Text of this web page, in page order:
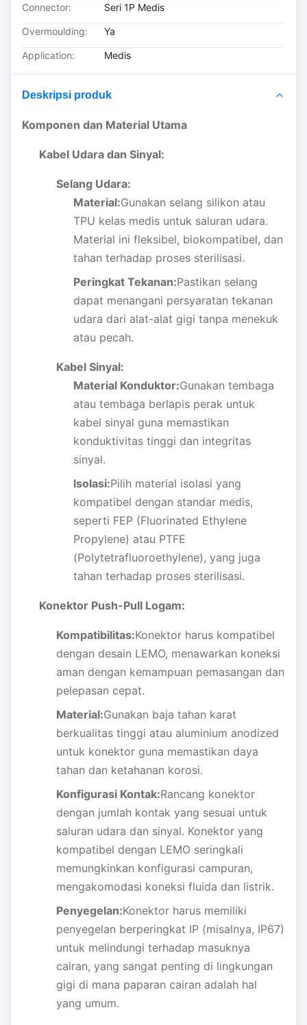
Connector: Seri 1P Medis
Overmoulding: Ya
Application: Medis
Deskripsi produk
Komponen dan Material Utama
Kabel Udara dan Sinyal:
Selang Udara:
Material:Gunakan selang silikon atau
TPU kelas medis untuk saluran udara.
Material ini fleksibel, biokompatibel, dan
tahan terhadap proses sterilisasi.
Peringkat Tekanan:Pastikan selang
dapat menangani persyaratan tekanan
udara dari alat-alat gigi tanpa menekuk
atau pecah.
Kabel Sinyal:
Material Konduktor:Gunakan tembaga
atau tembaga berlapis perak untuk
kabel sinyal guna memastikan
konduktivitas tinggi dan integritas
sinyal.
Isolasi:Pilih material isolasi yang
kompatibel dengan standar medis,
seperti FEP (Fluorinated Ethylene
Propylene) atau PTFE
(Polytetrafluoroethylene), yang juga
tahan terhadap proses sterilisasi.
Konektor Push-Pull Logam:
Kompatibilitas:Konektor harus kompatibel
dengan desain LEMO, menawarkan koneksi
aman dengan kemampuan pemasangan dan
pelepasan cepat.
Material:Gunakan baja tahan karat
berkualitas tinggi atau aluminium anodized
untuk konektor guna memastikan daya
tahan dan ketahanan korosi.
Konfigurasi Kontak:Rancang konektor
dengan jumlah kontak yang sesuai untuk
saluran udara dan sinyal. Konektor yang
kompatibel dengan LEMO seringkali
memungkinkan konfigurasi campuran,
mengakomodasi koneksi fluida dan listrik.
Penyegelan:Konektor harus memiliki
penyegelan berperingkat IP (misalnya, IP67)
untuk melindungi terhadap masuknya
cairan, yang sangat penting di lingkungan
gigi di mana paparan cairan adalah hal
yang umum.